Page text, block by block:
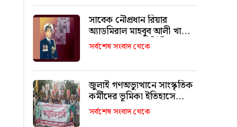
সাবেক নৌপ্রধান রিয়ার
অ্যাডমিরাল মাহবুব আলী খানের
৪২তম শাহাদাৎ বার্ষিকী
বৃহস্পতিবার
সর্বশেষ সংবাদ থেকে
জুলাই গণঅভ্যুত্থানে সাংস্কৃতিক
কর্মীদের ভূমিকা ইতিহাসে
স্বর্ণাক্ষরে লেখা থাকবে :
মিফতাহ্ সিদ্দিকী
সর্বশেষ সংবাদ থেকে